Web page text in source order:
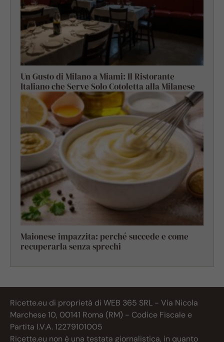
Un Gusto di Milano a Miami: Il Ristorante
Italiano che Serve Solo Cotoletta alla Milanese
Maionese impazzita: perché succede e come
recuperarla senza sprechi
Ricette.eu di proprietà di WEB 365 SRL - Via Nicola
Marchese 10, 00141 Roma (RM) - Codice Fiscale e
Partita I.V.A. 12279101005
Ricette.eu non è una testata giornalistica, in quanto